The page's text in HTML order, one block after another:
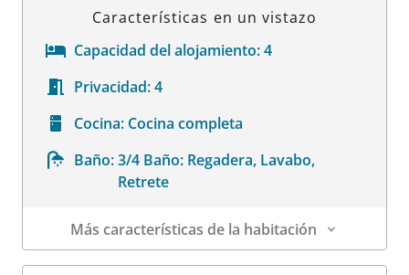
Características en un vistazo
Capacidad del alojamiento:4
Privacidad:4
Cocina: Cocina completa
Baño: 3/4 Baño: Regadera, Lavabo,
Retrete
Más características de la habitación
Datos de la habitación